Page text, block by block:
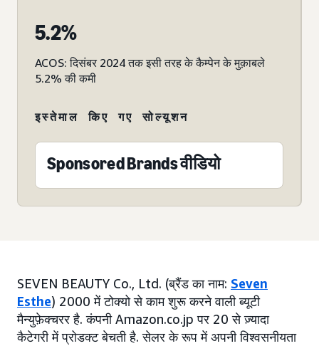
5.2%
ACOS: दिसंबर 2024 तक इसी तरह के कैम्पेन के मुक़ाबले
5.2% की कमी
इस्तेमाल किए गए सोल्यूशन
Sponsored Brands वीडियो
SEVEN BEAUTY Co., Ltd. (ब्रैंड का नाम: Seven
Esthe) 2000 में टोक्यो से काम शुरू करने वाली ब्यूटी
मैन्युफ़ेक्चरर है. कंपनी Amazon.co.jp पर 20 से ज़्यादा
कैटेगरी में प्रोडक्ट बेचती है. सेलर के रूप में अपनी विश्वसनीयता